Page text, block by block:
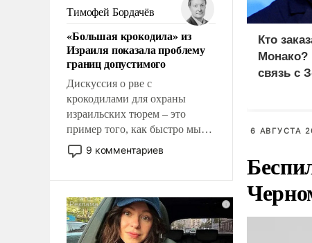
налогоплательщиков и где
Еревану за свои поступки не
нужно отвечать.
Тимофей Бордачёв
«Большая крокодила» из
Израиля показала проблему
границ допустимого
Дискуссия о рве с
крокодилами для охраны
израильских тюрем – это
пример того, как быстро мы
двигаемся по пути
революционных изменений.
псевдонаучной фантастики,
стало всерьез обсуждаемой
идеей.
9 комментариев
Кто
Монако?
связь с
6 АВГУСТА